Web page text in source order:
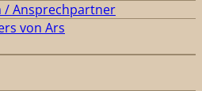
Ansprechpartner
von Ars